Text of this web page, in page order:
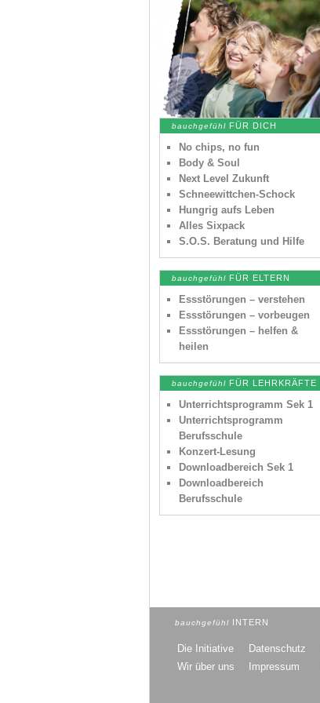
bauchgefühl FÜR DICH
No chips, no fun
Body & Soul
Next Level Zukunft
Schneewittchen-Schock
Hungrig aufs Leben
Alles Sixpack
S.O.S. Beratung und Hilfe
bauchgefühl FÜR ELTERN
Essstörungen – verstehen
Essstörungen – vorbeugen
Essstörungen – helfen &
heilen
bauchgefühl FÜR LEHRKRÄFTE
Unterrichtsprogramm Sek 1
Unterrichtsprogramm
Berufsschule
Konzert-Lesung
Downloadbereich Sek 1
Downloadbereich
Berufsschule
bauchgefühl INTERN
Die Initiative Datenschutz
Wir über uns
Impressum